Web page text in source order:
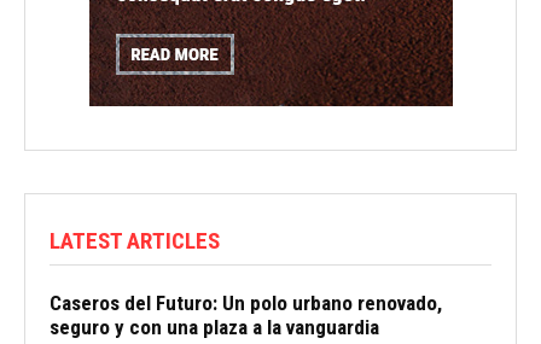
LATEST ARTICLES
Caseros del Futuro: Un polo urbano renovado,
seguro y con una plaza a la vanguardia